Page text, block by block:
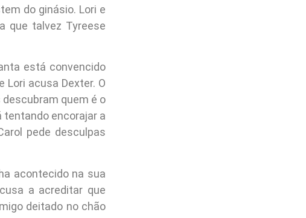
do ginásio. Lori e
que talvez Tyreese
está convencido
acusa Dexter. O
quem é o
tentando encorajar a
pede desculpas
acontecido na sua
a acreditar que
deitado no chão